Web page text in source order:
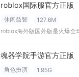
roblox国际服官方正版
休闲益智
127.6M
roblox海外版国外版是火爆全
魂器学院手游官方正版
角色扮演
1.95G